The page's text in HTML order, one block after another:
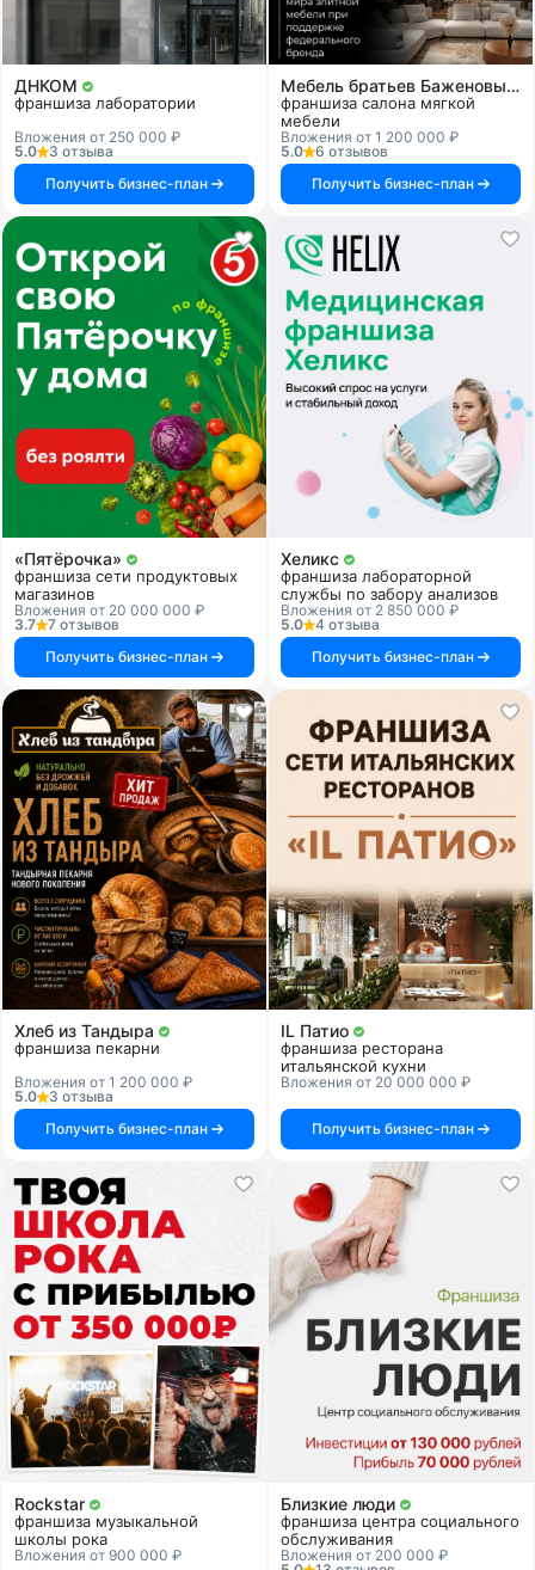
ДНКОМ
франшиза лаборатории
Вложения от 250 000 ₽
5.0
3 отзыва
Получить бизнес-план
Мебель братьев Баженовых
франшиза салона мягкой
мебели
Вложения от 1 200 000 ₽
5.0
6 отзывов
Получить бизнес-план
«Пятёрочка»
франшиза сети продуктовых
магазинов
Вложения от 20 000 000 ₽
3.7
7 отзывов
Получить бизнес-план
Хеликс
франшиза лабораторной
службы по забору анализов
Вложения от 2 850 000 ₽
5.0
4 отзыва
Получить бизнес-план
Хлеб из Тандыра
франшиза пекарни
Вложения от 1 200 000 ₽
5.0
3 отзыва
Получить бизнес-план
IL Патио
франшиза ресторана
итальянской кухни
Вложения от 20 000 000 ₽
Получить бизнес-план
Rockstar
франшиза музыкальной
школы рока
Вложения от 900 000 ₽
Близкие люди
франшиза центра социального
обслуживания
Вложения от 200 000 ₽